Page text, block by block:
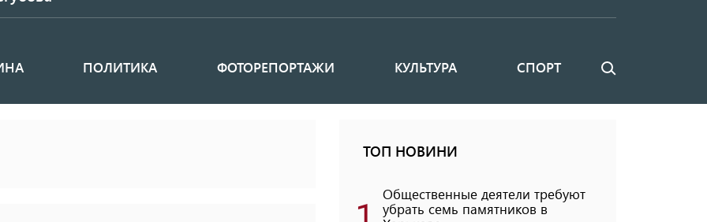
ПОЛИТИКА ФОТОРЕПОРТАЖИ КУЛЬТУРА СПОРТ Поиск
ТОП НОВИНИ
Общественные деятели требуют
убрать семь памятников в